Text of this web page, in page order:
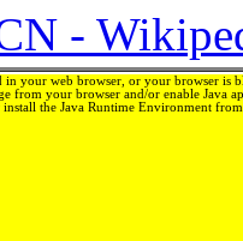
-
in your web browser, or your browser is
from your browser and/or enable Java
the Java Runtime Environment